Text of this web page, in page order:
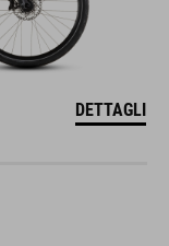
DETTAGLI